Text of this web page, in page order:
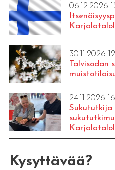
06.12.2026
30.11.2026
Talvisodan
24.11.2026
Sukututkija
Kysyttävää?